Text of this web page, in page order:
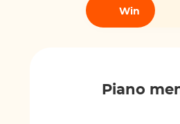
Win
Piano